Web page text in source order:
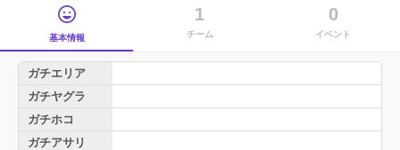
基本情報
1
チーム
0
イベント
ガチエリア
ガチヤグラ
ガチホコ
ガチアサリ